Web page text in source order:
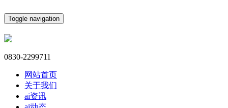
Toggle navigation
0830-2299711
网站首页
关于我们
ai资讯